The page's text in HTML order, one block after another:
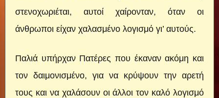
στενοχωριέται, αυτοί χαίρονταν, όταν οι
άνθρωποι είχαν χαλασμένο λογισμό γι’ αυτούς.
Παλιά υπήρχαν Πατέρες που έκαναν ακόμη και
τον δαιμονισμένο, για να κρύψουν την αρετή
τους και να χαλάσουν οι άλλοι τον καλό λογισμό